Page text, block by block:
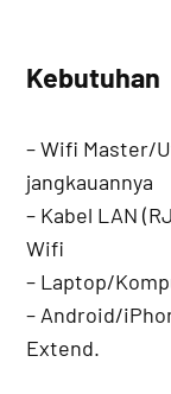
Kebutuhan
– Wifi Master/
jangkauannya
– Kabel LAN
Wifi
– Laptop/
– Android/
Extend.